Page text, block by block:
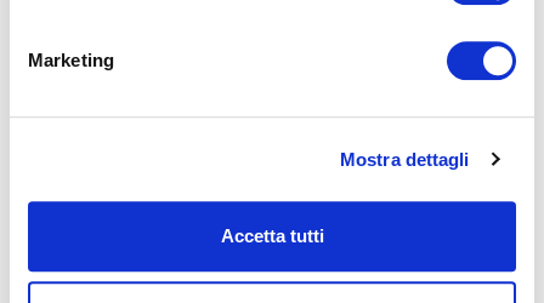
Marketing
Mostra dettagli
Accetta tutti
2025: UN GRANDE SUCCESSO!
Magniflex al Las Vegas Summer Market 2025 27–31 luglio 2025